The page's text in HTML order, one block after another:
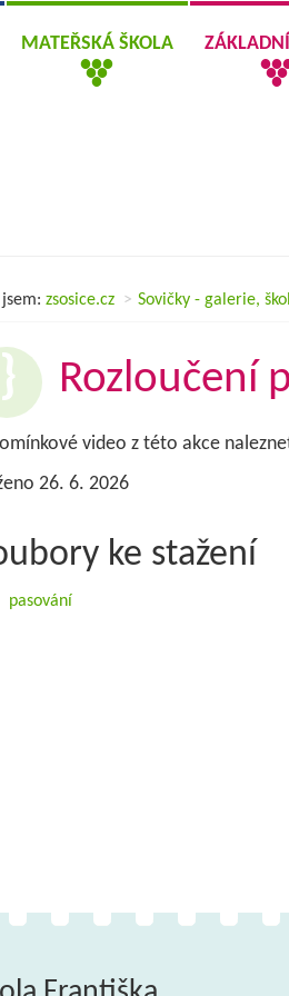
MATEŘSKÁ ŠKOLA
jsem: zsosice.cz Sovičky - galerie,
Rozloučení
video z této akce
26. 6. 2026
ke stažení
pasování